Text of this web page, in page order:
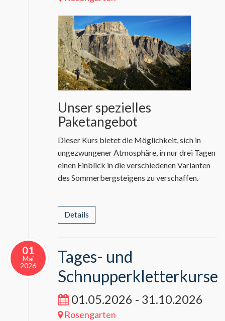
Unser spezielles
Paketangebot
Dieser Kurs bietet die Möglichkeit, sich in
ungezwungener Atmosphäre, in nur drei Tagen
einen Einblick in die verschiedenen Varianten
des Sommerbergsteigens zu verschaffen.
Details
01
Mai
2026
Tages- und
Schnupperkletterkurse
01.05.2026 - 31.10.2026
Rosengarten